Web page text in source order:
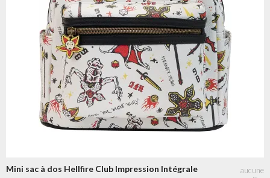
Mini sac à dos Hellfire Club Impression Intégrale